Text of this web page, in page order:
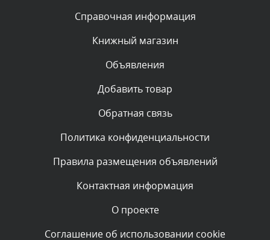
Текст комментария будет виден после проверки
администратором.
Комментарий проверяется
администратором.
Комментарий проверяется
администратором.
Комментарий проверяется
Справочная информация
Книжный магазин
Объявления
Добавить товар
Обратная связь
Политика конфиденциальности
Правила размещения объявлений
Контактная информация
О проекте
Соглашение об использовании cookie